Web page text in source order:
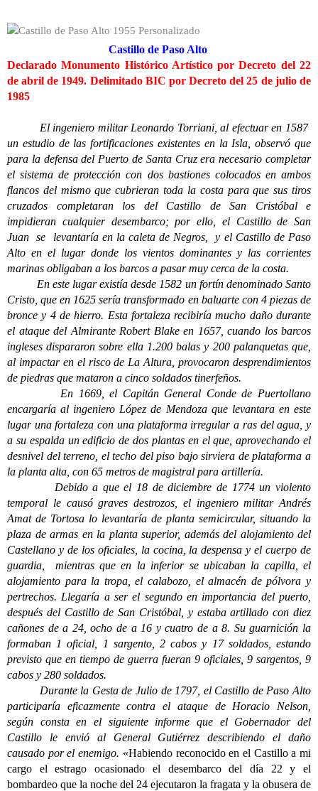
Castillo de Paso Alto
Declarado Monumento Histórico Artístico por Decreto del 22
de abril de 1949. Delimitado BIC por Decreto del 25 de julio de
1985
El ingeniero militar Leonardo Torriani, al efectuar en 1587
un estudio de las fortificaciones existentes en la Isla, observó que
para la defensa del Puerto de Santa Cruz era necesario completar
el sistema de protección con dos bastiones colocados en ambos
flancos del mismo que cubrieran toda la costa para que sus tiros
cruzados completaran los del Castillo de San Cristóbal e
impidieran cualquier desembarco; por ello, el Castillo de San
Juan se levantaría en la caleta de Negros, y el Castillo de Paso
Alto en el lugar donde los vientos dominantes y las corrientes
marinas obligaban a los barcos a pasar muy cerca de la costa.
En este lugar existía desde 1582 un fortín denominado Santo
Cristo, que en 1625 sería transformado en baluarte con 4 piezas de
bronce y 4 de hierro. Esta fortaleza recibiría mucho daño durante
el ataque del Almirante Robert Blake en 1657, cuando los barcos
ingleses dispararon sobre ella 1.200 balas y 200 palanquetas que,
al impactar en el risco de La Altura, provocaron desprendimientos
de piedras que mataron a cinco soldados tinerfeños.
En 1669, el Capitán General Conde de Puertollano
encargaría al ingeniero López de Mendoza que levantara en este
lugar una fortaleza con una plataforma irregular a ras del agua, y
a su espalda un edificio de dos plantas en el que, aprovechando el
desnivel del terreno, el techo del piso bajo sirviera de plataforma a
la planta alta, con 65 metros de magistral para artillería.
Debido a que el 18 de diciembre de 1774 un violento
temporal le causó graves destrozos, el ingeniero militar Andrés
Amat de Tortosa lo levantaría de planta semicircular, situando la
plaza de armas en la planta superior, además del alojamiento del
Castellano y de los oficiales, la cocina, la despensa y el cuerpo de
guardia, mientras que en la inferior se ubicaban la capilla, el
alojamiento para la tropa, el calabozo, el almacén de pólvora y
pertrechos. Llegaría a ser el segundo en importancia del puerto,
después del Castillo de San Cristóbal, y estaba artillado con diez
cañones de a 24, ocho de a 16 y cuatro de a 8. Su guarnición la
formaban 1 oficial, 1 sargento, 2 cabos y 17 soldados, estando
previsto que en tiempo de guerra fueran 9 oficiales, 9 sargentos, 9
cabos y 280 soldados.
Durante la Gesta de Julio de 1797, el Castillo de Paso Alto
participaría eficazmente contra el ataque de Horacio Nelson,
según consta en el siguiente informe que el Gobernador del
Castillo le envió al General Gutiérrez describiendo el daño
causado por el enemigo. «Habiendo reconocido en el Castillo a mi
cargo el estrago ocasionado el desembarco del día 22 y el
bombardeo que la noche del 24 ejecutaron la fragata y la obusera de